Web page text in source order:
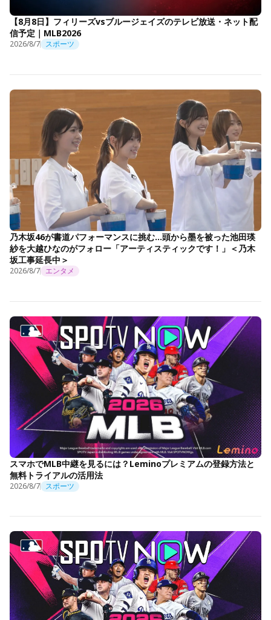
【8月8日】フィリーズvsブルージェイズのテレビ放送・ネット配
信予定｜MLB2026
2026/8/7 スポーツ
乃木坂46が書道パフォーマンスに挑む…頭から墨を被った池田瑛
紗を大越ひなのがフォロー「アーティスティックです！」＜乃木
坂工事延長中＞
2026/8/7 エンタメ
スマホでMLB中継を見るには？Leminoプレミアムの登録方法と
無料トライアルの活用法
2026/8/7 スポーツ